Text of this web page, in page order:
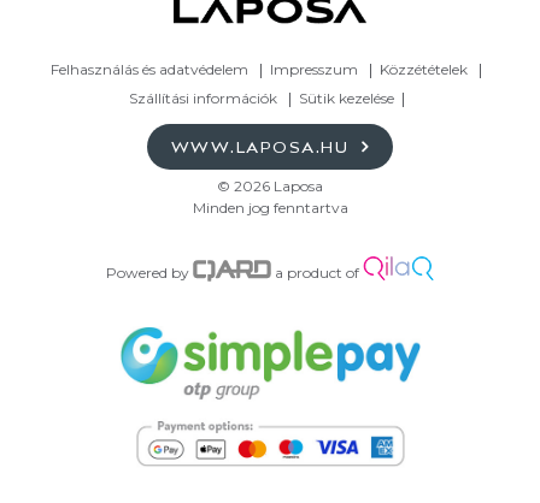
Felhasználás és adatvédelem Impresszum
Közzétételek
Szállítási információk
Sütik kezelése
WWW.LAPOSA.HU
© 2026 Laposa
Minden jog fenntartva
Powered by a product of